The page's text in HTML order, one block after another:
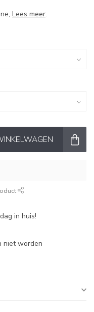
Lees meer.
in huis!
niet worden